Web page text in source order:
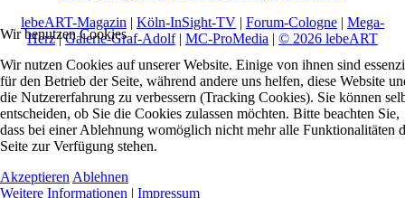
lebeART-Magazin | Köln-InSight-TV | Forum-Cologne | Mega-
Herz|Galerie-Graf-Adolf| MC-ProMedia | © 2026 lebeART
Wir benutzen Cookies
Wir nutzen Cookies auf unserer Website. Einige von ihnen sind
für den Betrieb der Seite, während andere uns helfen, diese Website
die Nutzererfahrung zu verbessern (Tracking Cookies). Sie können
entscheiden, ob Sie die Cookies zulassen möchten. Bitte beachten Sie,
dass bei einer Ablehnung womöglich nicht mehr alle Funktionalitäten
Seite zur Verfügung stehen.
Akzeptieren Ablehnen
Weitere Informationen | Impressum